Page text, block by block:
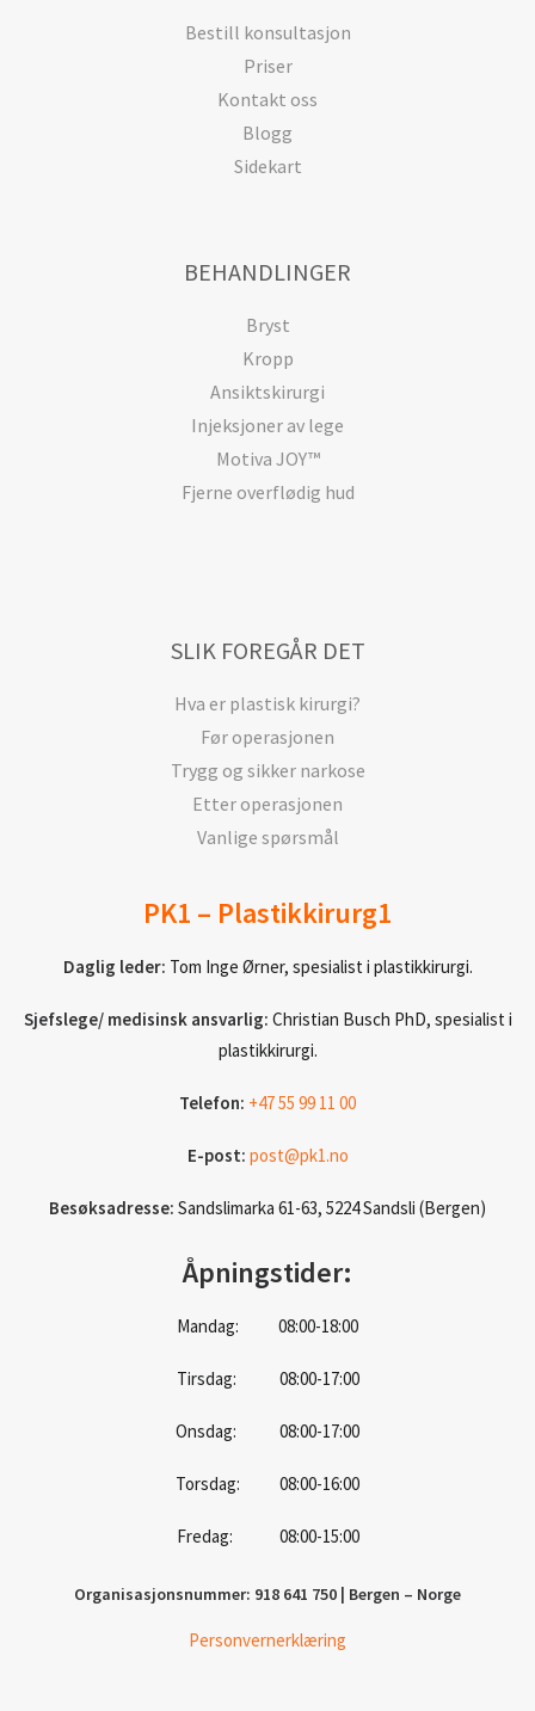
Bestill konsultasjon
Priser
Kontakt oss
Blogg
Sidekart
BEHANDLINGER
Bryst
Kropp
Ansiktskirurgi
Injeksjoner av lege
Motiva JOY™
Fjerne overflødig hud
SLIK FOREGÅR DET
Hva er plastisk kirurgi?
Før operasjonen
Trygg og sikker narkose
Etter operasjonen
Vanlige spørsmål
PK1 – Plastikkirurg1
Daglig leder: Tom Inge Ørner, spesialist i plastikkirurgi.
Sjefslege/ medisinsk ansvarlig: Christian Busch PhD, spesialist i
plastikkirurgi.
Telefon: +47 55 99 11 00
E-post: post@pk1.no
Besøksadresse: Sandslimarka 61-63, 5224 Sandsli (Bergen)
Åpningstider:
Mandag: 08:00-18:00
Tirsdag: 08:00-17:00
Onsdag: 08:00-17:00
Torsdag: 08:00-16:00
Fredag: 08:00-15:00
Organisasjonsnummer: 918 641 750 | Bergen – Norge
Personvernerklæring